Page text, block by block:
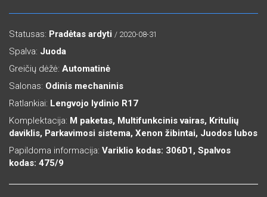
Statusas: Pradėtas ardyti / 2020-08-31
Spalva: Juoda
Greičių dėžė: Automatinė
Salonas: Odinis mechaninis
Ratlankiai: Lengvojo lydinio R17
Komplektacija: M paketas, Multifunkcinis vairas, Kritulių
daviklis, Parkavimosi sistema, Xenon žibintai, Juodos lubos
Papildoma informacija: Variklio kodas: 306D1, Spalvos
kodas: 475/9